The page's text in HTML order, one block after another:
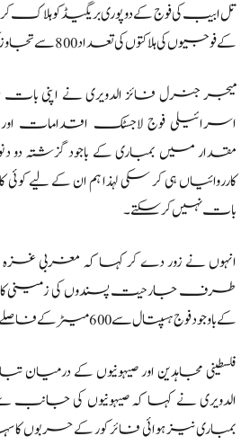
تل ابیب کی فوج کے دو پوری بریگیڈ کو
کے فوجیوں کی ہلاکتوں کی تعداد 800 سے تجاوز کر گئی ہے۔
میجر جنرل فائز الدویری نے اپنی بات
اسرائیلی فوج لاجسٹک اقدامات اور
مقدار میں بمباری کے باجود گزشتہ
کارروائیاں ہی کر سکی لہذا ہم ان کے لیے
بات نہیں کر سکتے۔
انہوں نے زور دے کر کہا کہ مغربی غزہ
کے باوجود فوج ہسپتال سے 600 میٹر کے فاصلے پر پھنسی ہوئی ہے۔
فلسطینی مجاہدین اور صیہونیوں کے درمیان
الدویری نے کہا کہ صیہونیوں کی جانب سے
بمباری نیز ہوائی فائر کور کے حربوں کا